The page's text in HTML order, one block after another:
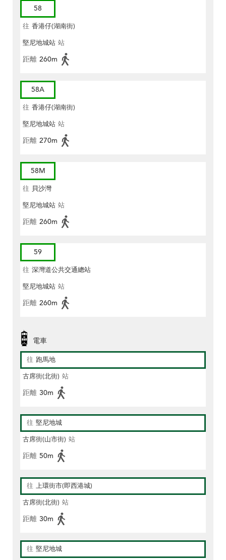
58
往 香港仔(湖南街)
堅尼地城站 站
距離 260m
58A
往 香港仔(湖南街)
堅尼地城站 站
距離 270m
58M
往 貝沙灣
堅尼地城站 站
距離 260m
59
往 深灣道公共交通總站
堅尼地城站 站
距離 260m
電車
往 跑馬地
古席街(北街) 站
距離 30m
往 堅尼地城
古席街(山市街) 站
距離 50m
往 上環街市(即西港城)
古席街(北街) 站
距離 30m
往 堅尼地城